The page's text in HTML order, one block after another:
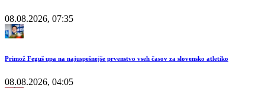
08.08.2026, 07:35
Primož Feguš upa na najuspešnejše prvenstvo vseh časov za slovensko atletiko
08.08.2026, 04:05